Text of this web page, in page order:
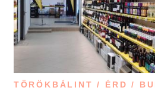
TÖRÖKBÁLINT / ÉRD /